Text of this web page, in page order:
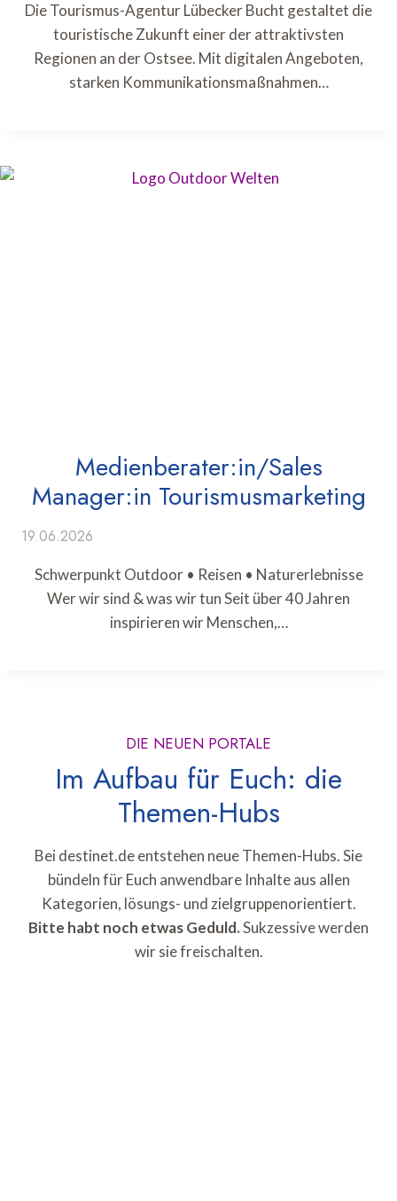
Die Tourismus-Agentur Lübecker Bucht gestaltet die
touristische Zukunft einer der attraktivsten
Regionen an der Ostsee. Mit digitalen Angeboten,
starken Kommunikationsmaßnahmen…
Medienberater:in/Sales
Manager:in Tourismusmarketing
19.06.2026
Schwerpunkt Outdoor • Reisen • Naturerlebnisse
Wer wir sind & was wir tun Seit über 40 Jahren
inspirieren wir Menschen,…
DIE NEUEN PORTALE
Im Aufbau für Euch: die
Themen-Hubs
Bei destinet.de entstehen neue Themen-Hubs. Sie
bündeln für Euch anwendbare Inhalte aus allen
Kategorien, lösungs- und zielgruppenorientiert.
Bitte habt noch etwas Geduld.Sukzessive werden
wir sie freischalten.